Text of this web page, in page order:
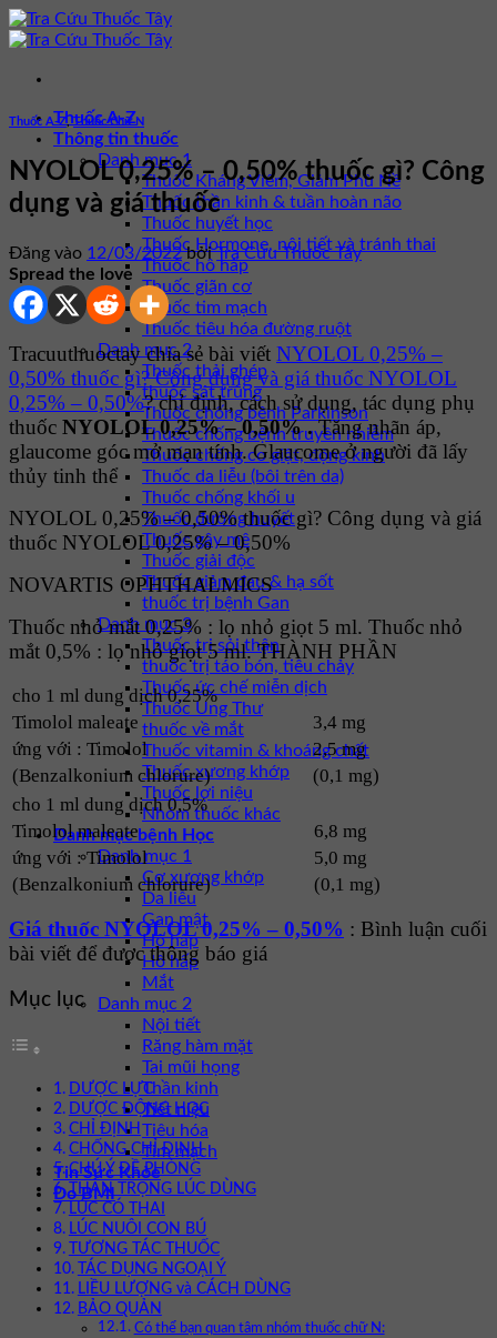
Bỏ
qua
dung
Thuốc A-Z
Thông tin thuốc
Danh mục 1
Thuốc Kháng Viêm, Giảm Phù Nề
Thuốc thần kinh & tuần hoàn não
Thuốc huyết học
Thuốc Hormone, nội tiết và tránh thai
Thuốc hô hấp
Thuốc giãn cơ
Thuốc tim mạch
Thuốc tiêu hóa đường ruột
Danh mục 2
Thuốc thải ghép
thuốc sát trùng
Thuốc chống bệnh Parkinson
Thuốc chống bệnh truyền nhiễm
Thuốc chống co giật, động kinh
Thuốc da liễu (bôi trên da)
Thuốc chống khối u
Thuốc đường huyết
Thuốc gây mê
Thuốc giải độc
Thuốc giảm đau & hạ sốt
thuốc trị bệnh Gan
Danh mục 3
Thuốc trị sỏi thận
thuốc trị táo bón, tiêu chảy
Thuốc ức chế miễn dịch
Thuốc Ung Thư
thuốc về mắt
Thuốc vitamin & khoáng chất
Thuốc xương khớp
Thuốc lợi niệu
Nhóm thuốc khác
Danh mục bệnh Học
Danh mục 1
Cơ xương khớp
Da liễu
Gan mật
Hô hấp
Hô hấp
Mắt
Danh mục 2
Nội tiết
Răng hàm mặt
Tai mũi họng
Thần kinh
Tiết niệu
Tiêu hóa
Tim mạch
Tin Sức Khỏe
Đo BMI
Thuốc A-Z,Thuốc Chữ N
NYOLOL 0,25% – 0,50% thuốc gì? Công
dụng và giá thuốc
Đăng vào 12/03/2022 bởiTra Cứu Thuốc Tây
Spread the love
Tracuuthuoctay chia sẻ bài viết NYOLOL 0,25% –
0,50% thuốc gì? Công dụng và giá thuốc NYOLOL
0,25% – 0,50%? chỉ định, cách sử dụng, tác dụng phụ
thuốc NYOLOL 0,25% – 0,50%.Tăng nhãn áp,
glaucome góc mở mạn tính. Glaucome ở người đã lấy
thủy tinh thể
NYOLOL 0,25% – 0,50% thuốc gì? Công dụng và giá
thuốc NYOLOL 0,25% – 0,50%
NOVARTIS OPHTHALMICS
Thuốc nhỏ mắt 0,25% : lọ nhỏ giọt 5 ml. Thuốc nhỏ
mắt 0,5% : lọ nhỏ giọt 5 ml. THÀNH PHẦN
cho 1 ml dung dịch 0,25%
Timolol maleate
3,4 mg
ứng với : Timolol
2,5 mg
(Benzalkonium chlorure)
(0,1 mg)
cho 1 ml dung dịch 0,5%
Timolol maleate
6,8 mg
ứng với : Timolol
5,0 mg
(Benzalkonium chlorure)
(0,1 mg)
Giá thuốc NYOLOL 0,25% – 0,50% : Bình luận cuối
bài viết để được thông báo giá
Mục lục
DƯỢC LỰC
DƯỢC ĐỘNG HỌC
CHỈ ĐỊNH
CHỐNG CHỈ ĐỊNH
CHÚ Ý ĐỀ PHÒNG
THẬN TRỌNG LÚC DÙNG
LÚC CÓ THAI
LÚC NUÔI CON BÚ
TƯƠNG TÁC THUỐC
TÁC DỤNG NGOẠI Ý
LIỀU LƯỢNG và CÁCH DÙNG
BẢO QUẢN
Có thể bạn quan tâm nhóm thuốc chữ N: